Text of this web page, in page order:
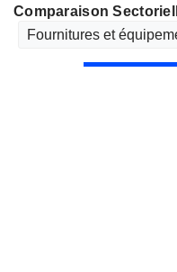
Comparaison